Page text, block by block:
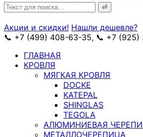
Search
for:
Акции и скидки! Нашли дешевле?
📞 +7 (499) 408-63-35, 📞 +7
ГЛАВНАЯ
КРОВЛЯ
МЯГКАЯ КРОВЛЯ
DOCKE
KATEPAL
SHINGLAS
TEGOLA
АЛЮМИНИЕВАЯ
МЕТАЛЛОЧЕРЕПИЦА